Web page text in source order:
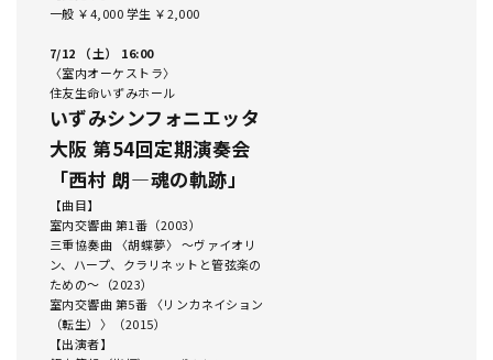
一般 ￥4,000 学生 ￥2,000
7/12 （土） 16:00
〈室内オーケストラ〉
住友生命いずみホール
いずみシンフォニエッタ
大阪 第54回定期演奏会
「西村 朗―魂の軌跡」
【曲目】
室内交響曲 第1番（2003）
三重協奏曲 〈胡蝶夢〉 ～ヴァイオリ
ン、ハープ、クラリネットと管弦楽の
ための～（2023）
室内交響曲 第5番 〈リンカネイション
（転生）〉（2015）
【出演者】